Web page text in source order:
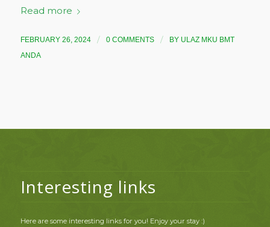
Read more
FEBRUARY 26, 2024 / 0 COMMENTS / BY ULAZ MKU BMT
ANDA
Interesting links
Here are some interesting links for you! Enjoy your stay :)